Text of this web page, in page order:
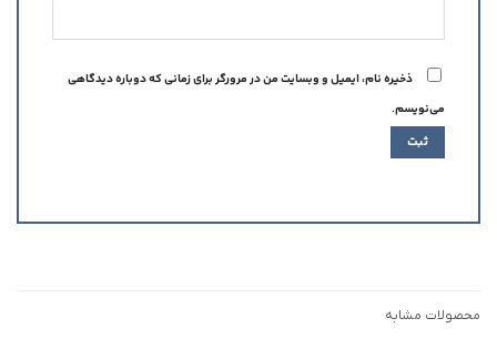
ذخیره نام، ایمیل و وبسایت من در مرورگر برای زمانی که دوباره دیدگاهی
می‌نویسم.
محصولات مشابه